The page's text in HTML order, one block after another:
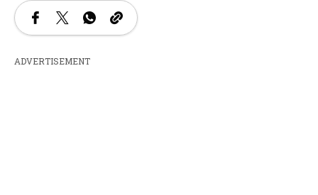
ADVERTISEMENT